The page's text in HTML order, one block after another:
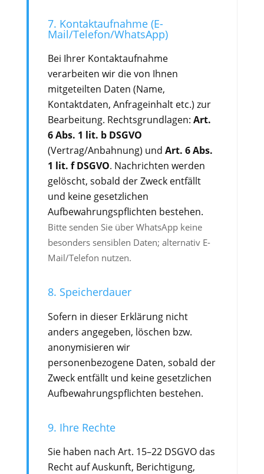
7. Kontaktaufnahme (E-
Mail/Telefon/WhatsApp)
Bei Ihrer Kontaktaufnahme
verarbeiten wir die von Ihnen
mitgeteilten Daten (Name,
Kontaktdaten, Anfrageinhalt etc.) zur
Bearbeitung. Rechtsgrundlagen: Art.
6 Abs. 1 lit. b DSGVO
(Vertrag/Anbahnung) und Art. 6 Abs.
1 lit. f DSGVO. Nachrichten werden
gelöscht, sobald der Zweck entfällt
und keine gesetzlichen
Aufbewahrungspflichten bestehen.
Bitte senden Sie über WhatsApp keine
besonders sensiblen Daten; alternativ E-
Mail/Telefon nutzen.
8. Speicherdauer
Sofern in dieser Erklärung nicht
anders angegeben, löschen bzw.
anonymisieren wir
personenbezogene Daten, sobald der
Zweck entfällt und keine gesetzlichen
Aufbewahrungspflichten bestehen.
9. Ihre Rechte
Sie haben nach Art. 15–22 DSGVO das
Recht auf Auskunft, Berichtigung,